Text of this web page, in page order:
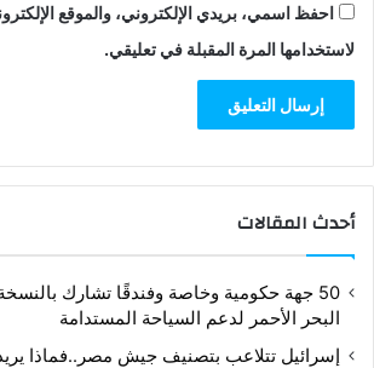
احفظ اسمي، بريدي الإلكتروني، والموقع
لاستخدامها المرة المقبلة في تعليقي.
أحدث المقالات
50 جهة حكومية وخاصة وفندقًا تشارك
البحر الأحمر لدعم السياحة المستدامة
إسرائيل تتلاعب بتصنيف جيش مصر..فماذا